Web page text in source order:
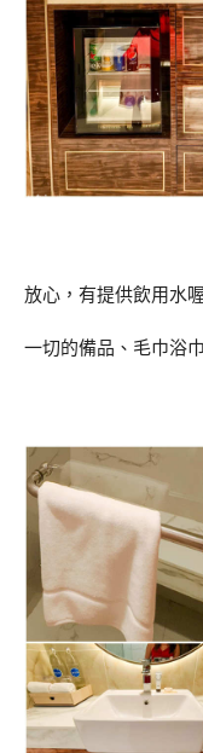
放心，有提供飲用水
一切的備品、毛巾浴